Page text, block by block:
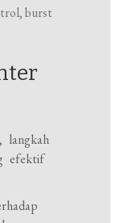
burst
langkah
efektif